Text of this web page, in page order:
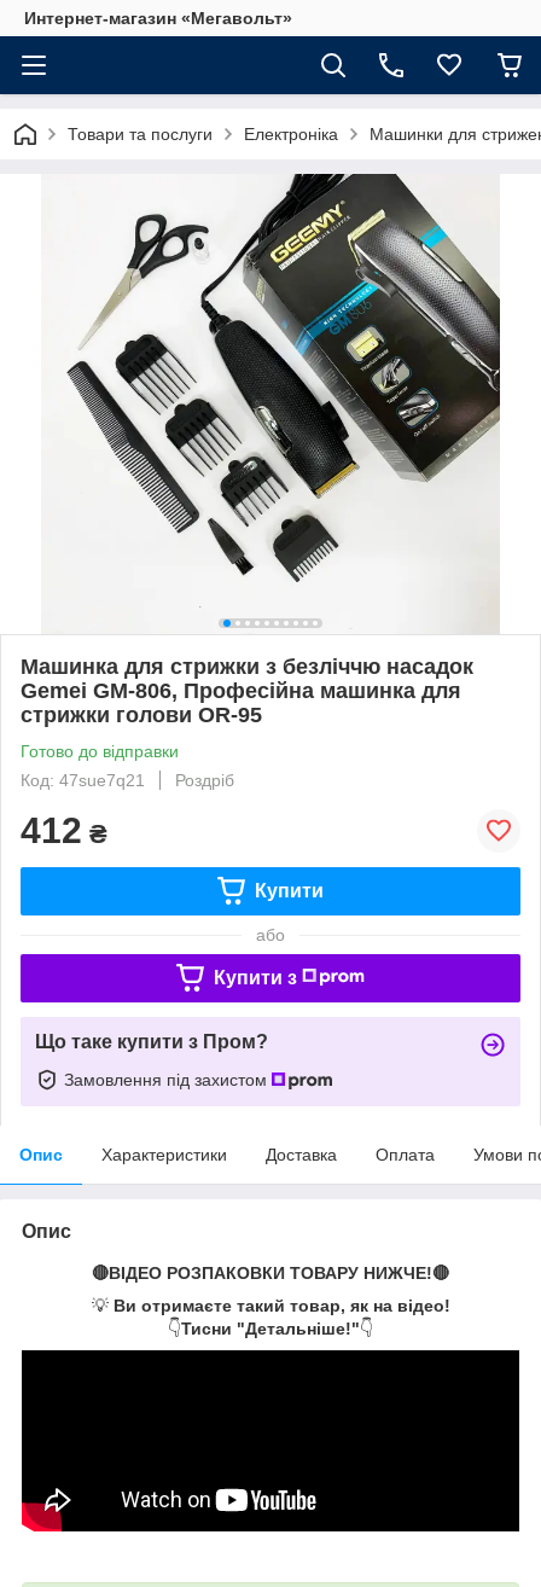
Интернет-магазин «Мегавольт»
Товари та послуги Електроніка Машинки для
Машинка для стрижки з безліччю насадок
Gemei GM-806, Професійна машинка для
стрижки голови OR-95
Готово до відправки
Код: 47sue7q21
Роздріб
412 ₴
Купити
або
Купити з
Що таке купити з Пром?
Замовлення під захистом
Опис Характеристики Доставка Оплата Умови
Опис
🔴ВІДЕО РОЗПАКОВКИ ТОВАРУ НИЖЧЕ!🔴
💡 Ви отримаєте такий товар, як на відео!
👇Тисни "Детальніше!"👇